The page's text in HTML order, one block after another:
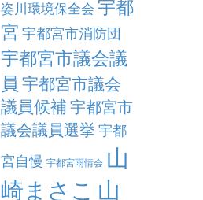
姿川環境保全会 宇都
宮宇都宮市消防団
宇都宮市議会議
員 宇都宮市議会
議員候補宇都宮市
議会議員選挙 宇都
宮自慢 宇都宮雨情会 山
崎まさこ 山